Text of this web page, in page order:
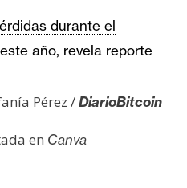
durante el
año, revela reporte
Pérez /DiarioBitcoin
en Canva